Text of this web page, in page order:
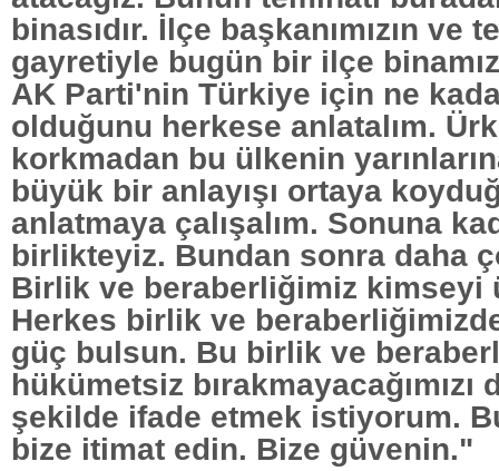
binasıdır. İlçe başkanımızın ve
gayretiyle bugün bir ilçe
AK Parti'nin Türkiye için ne
olduğunu herkese anlatalım.
korkmadan bu ülkenin
büyük bir anlayışı ortaya
anlatmaya çalışalım. Sonuna
birlikteyiz. Bundan sonra daha
Birlik ve beraberliğimiz kimseyi
Herkes birlik ve
güç bulsun. Bu birlik ve
hükümetsiz
şekilde ifade etmek istiyorum.
bize itimat edin. Bize güvenin."